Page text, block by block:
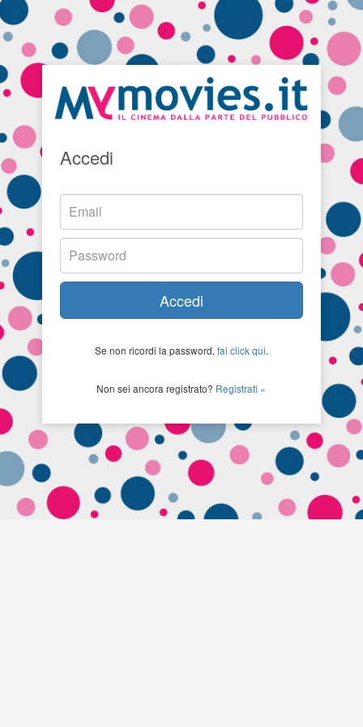
Accedi
Accedi
Se non ricordi la password, fai click qui.
Non sei ancora registrato? Registrati »